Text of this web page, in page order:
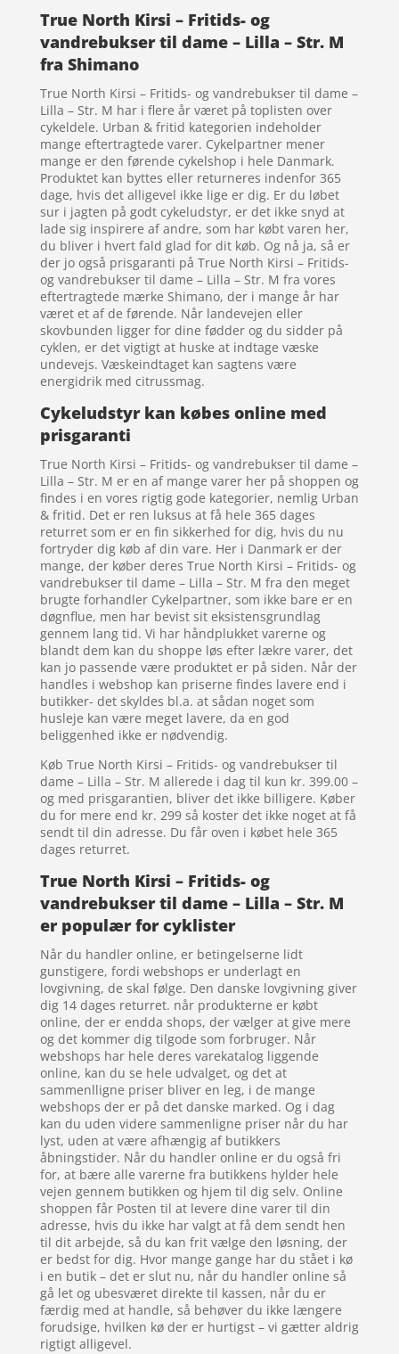
True North Kirsi – Fritids- og
vandrebukser til dame – Lilla – Str. M
fra Shimano
True North Kirsi – Fritids- og vandrebukser til dame –
Lilla – Str. M har i flere år været på toplisten over
cykeldele. Urban & fritid kategorien indeholder
mange eftertragtede varer. Cykelpartner mener
mange er den førende cykelshop i hele Danmark.
Produktet kan byttes eller returneres indenfor 365
dage, hvis det alligevel ikke lige er dig. Er du løbet
sur i jagten på godt cykeludstyr, er det ikke snyd at
lade sig inspirere af andre, som har købt varen her,
du bliver i hvert fald glad for dit køb. Og nå ja, så er
der jo også prisgaranti på True North Kirsi – Fritids-
og vandrebukser til dame – Lilla – Str. M fra vores
eftertragtede mærke Shimano, der i mange år har
været et af de førende. Når landevejen eller
skovbunden ligger for dine fødder og du sidder på
cyklen, er det vigtigt at huske at indtage væske
undevejs. Væskeindtaget kan sagtens være
energidrik med citrussmag.
Cykeludstyr kan købes online med
prisgaranti
True North Kirsi – Fritids- og vandrebukser til dame –
Lilla – Str. M er en af mange varer her på shoppen og
findes i en vores rigtig gode kategorier, nemlig Urban
& fritid. Det er ren luksus at få hele 365 dages
returret som er en fin sikkerhed for dig, hvis du nu
fortryder dig køb af din vare. Her i Danmark er der
mange, der køber deres True North Kirsi – Fritids- og
vandrebukser til dame – Lilla – Str. M fra den meget
brugte forhandler Cykelpartner, som ikke bare er en
døgnflue, men har bevist sit eksistensgrundlag
gennem lang tid. Vi har håndplukket varerne og
blandt dem kan du shoppe løs efter lækre varer, det
kan jo passende være produktet er på siden. Når der
handles i webshop kan priserne findes lavere end i
butikker- det skyldes bl.a. at sådan noget som
husleje kan være meget lavere, da en god
beliggenhed ikke er nødvendig.
Køb True North Kirsi – Fritids- og vandrebukser til
dame – Lilla – Str. M allerede i dag til kun kr. 399.00 –
og med prisgarantien, bliver det ikke billigere. Køber
du for mere end kr. 299 så koster det ikke noget at få
sendt til din adresse. Du får oven i købet hele 365
dages returret.
True North Kirsi – Fritids- og
vandrebukser til dame – Lilla – Str. M
er populær for cyklister
Når du handler online, er betingelserne lidt
gunstigere, fordi webshops er underlagt en
lovgivning, de skal følge. Den danske lovgivning giver
dig 14 dages returret. når produkterne er købt
online, der er endda shops, der vælger at give mere
og det kommer dig tilgode som forbruger. Når
webshops har hele deres varekatalog liggende
online, kan du se hele udvalget, og det at
sammenlligne priser bliver en leg, i de mange
webshops der er på det danske marked. Og i dag
kan du uden videre sammenligne priser når du har
lyst, uden at være afhængig af butikkers
åbningstider. Når du handler online er du også fri
for, at bære alle varerne fra butikkens hylder hele
vejen gennem butikken og hjem til dig selv. Online
shoppen får Posten til at levere dine varer til din
adresse, hvis du ikke har valgt at få dem sendt hen
til dit arbejde, så du kan frit vælge den løsning, der
er bedst for dig. Hvor mange gange har du stået i kø
i en butik – det er slut nu, når du handler online så
gå let og ubesværet direkte til kassen, når du er
færdig med at handle, så behøver du ikke længere
forudsige, hvilken kø der er hurtigst – vi gætter aldrig
rigtigt alligevel.